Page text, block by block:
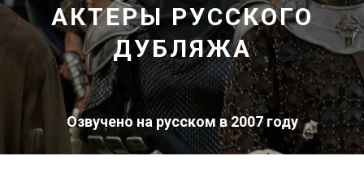
8 800 200-45-51
Заказать звонок
8 800 200-45-51
Заказать звонок
—
АКТЕРЫ РУССКОГО
ДУБЛЯЖА
Озвучено на русском в 2007 году